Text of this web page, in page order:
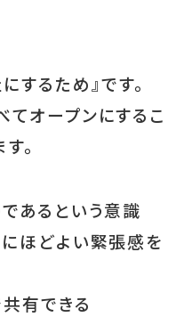
するため』です。
オープンにするこ
。
あるという意識
ほどよい緊張感を
有できる